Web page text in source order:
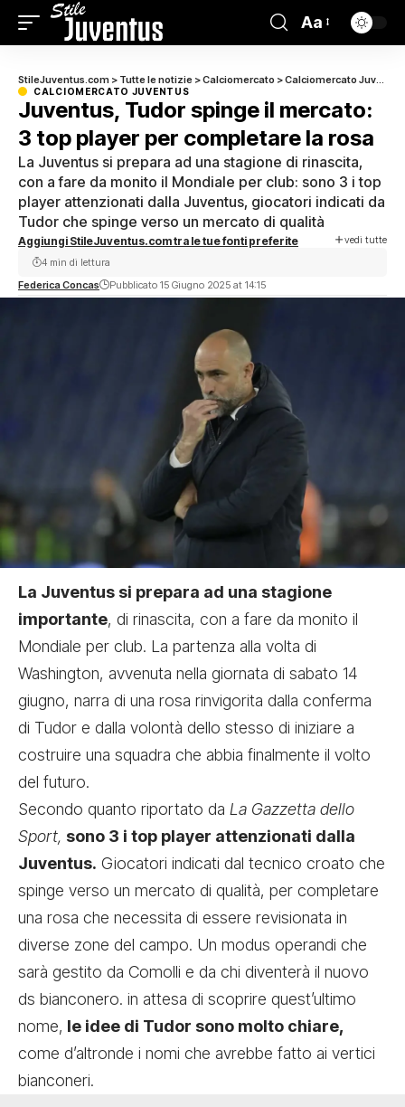
Aa
StileJuventus.com > Tutte le notizie >Calciomercato >Calciomercato Juventus
CALCIOMERCATO JUVENTUS
Juventus, Tudor spinge il mercato:
3 top player per completare la rosa
La Juventus si prepara ad una stagione di rinascita,
con a fare da monito il Mondiale per club: sono 3 i top
player attenzionati dalla Juventus, giocatori indicati da
Tudor che spinge verso un mercato di qualità
Aggiungi StileJuventus.com tra le tue fonti preferite vedi tutte
Federica Concas Pubblicato 15 Giugno 2025 at 14:15
4 min di lettura
La Juventus si prepara ad una stagione
importante, di rinascita, con a fare da monito il
Mondiale per club. La partenza alla volta di
Washington, avvenuta nella giornata di sabato 14
giugno, narra di una rosa rinvigorita dalla conferma
di Tudor e dalla volontà dello stesso di iniziare a
costruire una squadra che abbia finalmente il volto
del futuro.
Secondo quanto riportato da La Gazzetta dello
Sport, sono 3 i top player attenzionati dalla
Juventus. Giocatori indicati dal tecnico croato che
spinge verso un mercato di qualità, per completare
una rosa che necessita di essere revisionata in
diverse zone del campo. Un modus operandi che
sarà gestito da Comolli e da chi diventerà il nuovo
ds bianconero. in attesa di scoprire quest’ultimo
nome, le idee di Tudor sono molto chiare,
come d’altronde i nomi che avrebbe fatto ai vertici
bianconeri.